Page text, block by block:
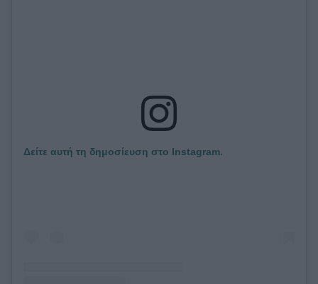
Δείτε αυτή τη δημοσίευση στο Instagram.